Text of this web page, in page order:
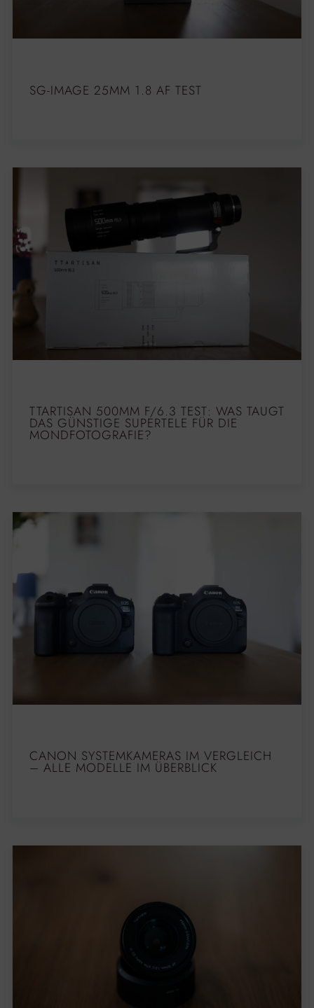
SG-IMAGE 25MM 1.8 AF TEST
TTARTISAN 500MM F/6.3 TEST: WAS TAUGT
DAS GÜNSTIGE SUPERTELE FÜR DIE
MONDFOTOGRAFIE?
CANON SYSTEMKAMERAS IM VERGLEICH
– ALLE MODELLE IM ÜBERBLICK